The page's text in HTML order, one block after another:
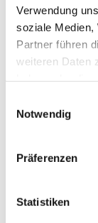
Verwendung
soziale Medien,
Partner führen
weiteren Daten
Notwendig
Präferenzen
Statistiken
Primaholz
Holzpellets
465,45